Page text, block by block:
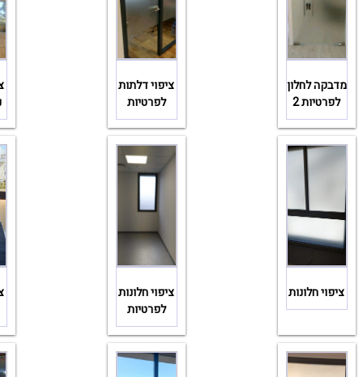
מדבקה לחלון
לפרטיות 2
ציפוי דלתות
לפרטיות
ציפוי חלונות
ציפוי חלונות
לפרטיות